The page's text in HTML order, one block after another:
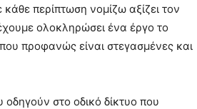
περίπτωση νομίζω αξίζει τον
ολοκληρώσει ένα έργο το
προφανώς είναι στεγασμένες και
στο οδικό δίκτυο που